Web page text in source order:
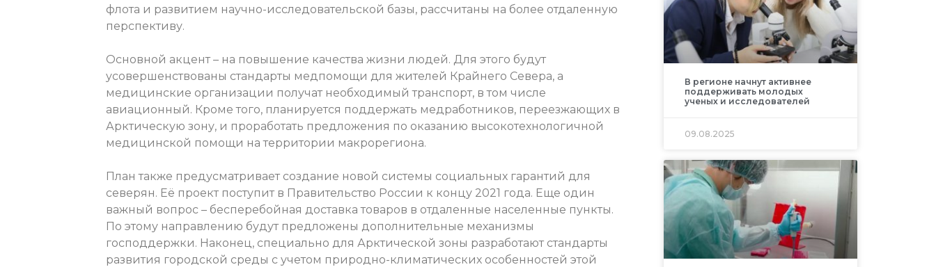
флота и развитием научно-исследовательской базы, рассчитаны на более отдаленную
перспективу.
Основной акцент – на повышение качества жизни людей. Для этого будут
усовершенствованы стандарты медпомощи для жителей Крайнего Севера, а
медицинские организации получат необходимый транспорт, в том числе
авиационный. Кроме того, планируется поддержать медработников, переезжающих в
Арктическую зону, и проработать предложения по оказанию высокотехнологичной
медицинской помощи на территории макрорегиона.
План также предусматривает создание новой системы социальных гарантий для
северян. Её проект поступит в Правительство России к концу 2021 года. Еще один
важный вопрос – бесперебойная доставка товаров в отдаленные населенные пункты.
По этому направлению будут предложены дополнительные механизмы
господдержки. Наконец, специально для Арктической зоны разработают стандарты
развития городской среды с учетом природно-климатических особенностей этой
В регионе начнут активнее
поддерживать молодых
ученых и исследователей
09.08.2025